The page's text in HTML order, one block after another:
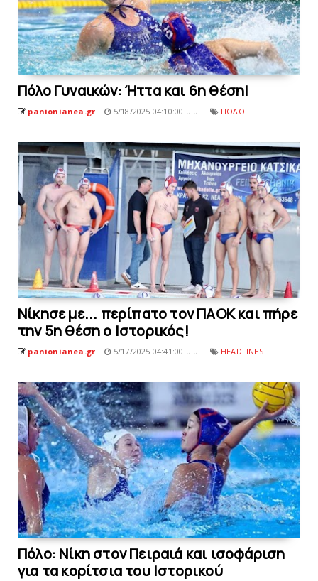
Πόλο Γυναικών: Ήττα και 6η θέση!
panionianea.gr 5/18/2025 04:10:00 μ.μ. ΠΟΛΟ
Νίκησε με... περίπατο τον ΠΑΟΚ και πήρε
την 5η θέση ο Ιστορικός!
panionianea.gr 5/17/2025 04:41:00 μ.μ. HEADLINES
Πόλo: Νίκη στον Πειραιά και ισοφάριση
για τα κορίτσια του Ιστορικού